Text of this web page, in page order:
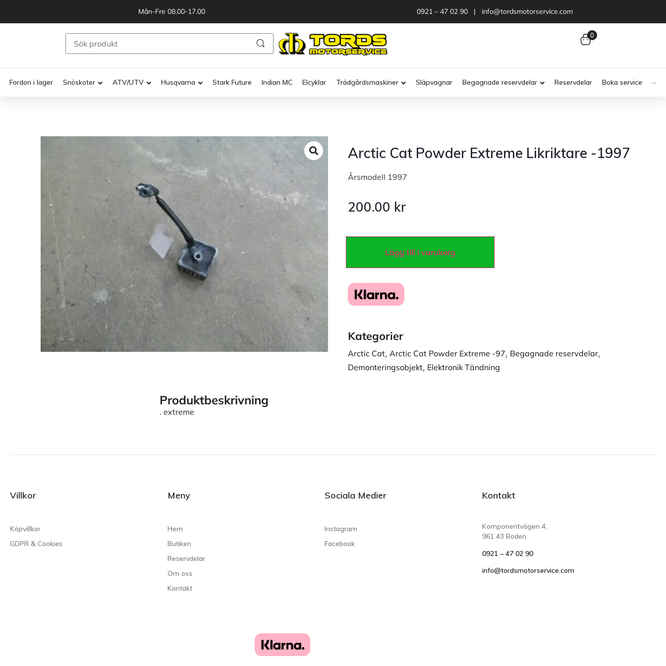
Mån-Fre 08.00-17.00 0921 – 47 02 90 | info@tordsmotorservice.com
0
Fordon i lager Snöskoter ATV/UTV Husqvarna Stark Future Indian MC Elcyklar Trädgårdsmaskiner Släpvagnar Begagnade reservdelar Reservdelar Boka service ···
Arctic Cat Powder Extreme Likriktare -1997
Årsmodell 1997
200.00 kr
Lägg till i varukorg
Kategorier
Arctic Cat, Arctic Cat Powder Extreme -97, Begagnade reservdelar,
Demonteringsobjekt, Elektronik Tändning
Produktbeskrivning
. extreme
Villkor
Köpvillkor
GDPR & Cookies
Meny
Hem
Butiken
Reservdelar
Om oss
Kontakt
Sociala Medier
Instagram
Facebook
Kontakt
Komponentvägen 4,
961 43 Boden
0921 – 47 02 90
info@tordsmotorservice.com